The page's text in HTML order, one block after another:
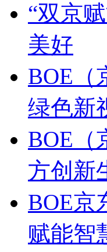
“双京
美好
BOE（
绿色新
BOE（
方创新
BOE京
赋能智